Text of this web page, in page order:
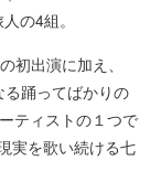
の4組。
初出演に加え、
踊ってばかりの
ティストの１つで
実を歌い続ける七